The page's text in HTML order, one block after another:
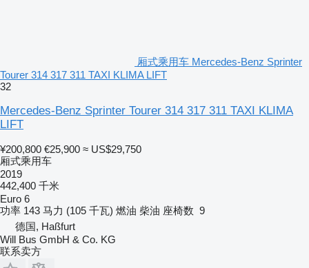
厢式乘用车 Mercedes-Benz Sprinter
Tourer 314 317 311 TAXI KLIMA LIFT
32
Mercedes-Benz Sprinter Tourer 314 317 311 TAXI KLIMA
LIFT
¥200,800 €25,900 ≈ US$29,750
厢式乘用车
2019
442,400 千米
Euro 6
功率 143 马力 (105 千瓦) 燃油 柴油 座椅数 9
德国, Haßfurt
Will Bus GmbH & Co. KG
联系卖方